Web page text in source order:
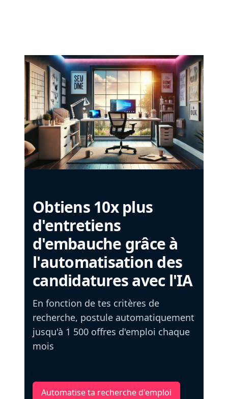
Obtiens 10x plus
d'entretiens
d'embauche grâce à
l'automatisation des
candidatures avec l'IA
En fonction de tes critères de
recherche, postule automatiquement
jusqu'à 1 500 offres d'emploi chaque
mois
Automatise ta recherche d'emploi